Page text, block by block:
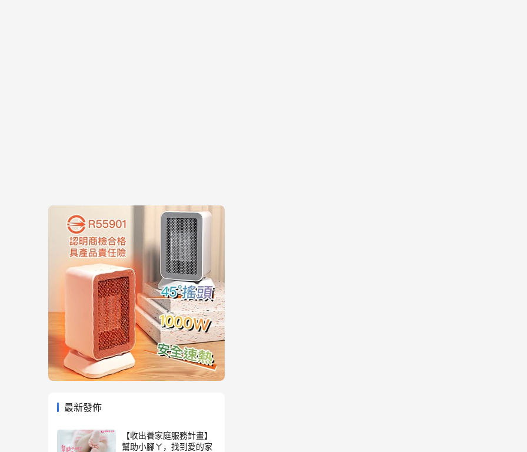
最新發佈
【收出養家庭服務計畫】
幫助小腳ㄚ，找到愛的家